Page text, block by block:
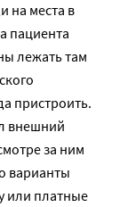
на места в
пациента
лежать там
пристроить.
внешний
за ним
варианты
или платные